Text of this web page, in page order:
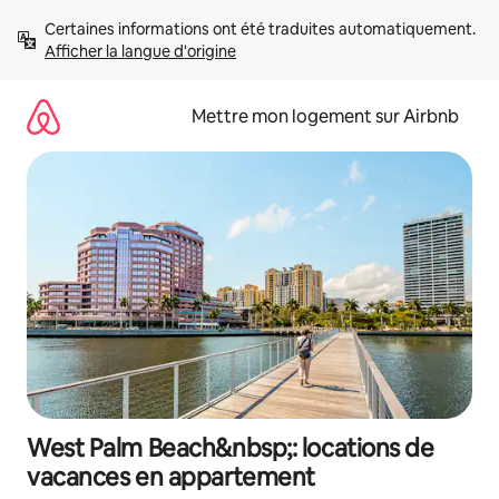
directement
Afficher la langue d'origine
Mettre mon logement sur Airbnb
West Palm Beach&nbsp;: locations de
vacances en appartement